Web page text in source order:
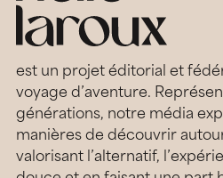
est un projet éditorial et
voyage d’aventure.
générations, notre média
manières de découvrir
valorisant l’alternatif,